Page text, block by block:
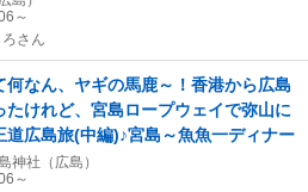
～
さん
何なん、ヤギの馬鹿～！香港から広島
たけれど、宮島ロープウェイで弥山に
道広島旅(中編)♪宮島～魚魚一ディナー
神社（広島）
～